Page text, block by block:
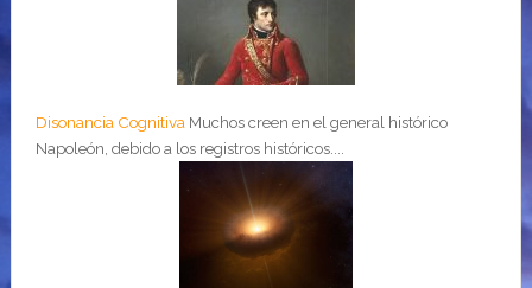
Disonancia Cognitiva Muchos creen en el general histórico
Napoleón, debido a los registros históricos....